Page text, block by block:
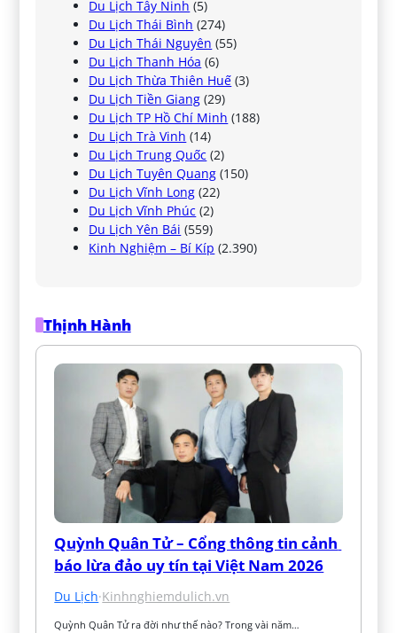
Du Lịch Tây Ninh (5)
Du Lịch Thái Bình (274)
Du Lịch Thái Nguyên (55)
Du Lịch Thanh Hóa (6)
Du Lịch Thừa Thiên Huế (3)
Du Lịch Tiền Giang (29)
Du Lịch TP Hồ Chí Minh (188)
Du Lịch Trà Vinh (14)
Du Lịch Trung Quốc (2)
Du Lịch Tuyên Quang (150)
Du Lịch Vĩnh Long (22)
Du Lịch Vĩnh Phúc (2)
Du Lịch Yên Bái (559)
Kinh Nghiệm – Bí Kíp (2.390)
Thịnh Hành
Quỳnh Quân Tử – Cổng thông tin cảnh
báo lừa đảo uy tín tại Việt Nam 2026
Du Lịch·Kinhnghiemdulich.vn
Quỳnh Quân Tử ra đời như thế nào? Trong vài năm…